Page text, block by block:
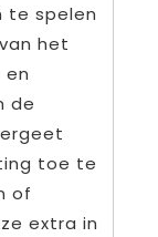
te spelen
het
en
de
toe te
of
extra in